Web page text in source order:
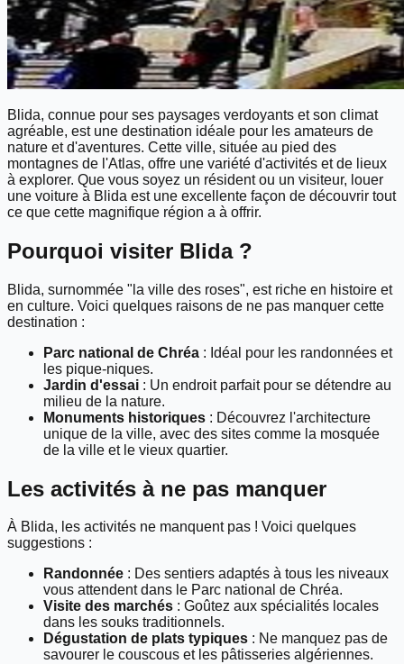
Blida, connue pour ses paysages verdoyants et son climat
agréable, est une destination idéale pour les amateurs de
nature et d'aventures. Cette ville, située au pied des
montagnes de l'Atlas, offre une variété d'activités et de lieux
à explorer. Que vous soyez un résident ou un visiteur, louer
une voiture à Blida est une excellente façon de découvrir tout
ce que cette magnifique région a à offrir.
Pourquoi visiter Blida ?
Blida, surnommée "la ville des roses", est riche en histoire et
en culture. Voici quelques raisons de ne pas manquer cette
destination :
Parc national de Chréa : Idéal pour les randonnées et
les pique-niques.
Jardin d'essai : Un endroit parfait pour se détendre au
milieu de la nature.
Monuments historiques : Découvrez l'architecture
unique de la ville, avec des sites comme la mosquée
de la ville et le vieux quartier.
Les activités à ne pas manquer
À Blida, les activités ne manquent pas ! Voici quelques
suggestions :
Randonnée : Des sentiers adaptés à tous les niveaux
vous attendent dans le Parc national de Chréa.
Visite des marchés : Goûtez aux spécialités locales
dans les souks traditionnels.
Dégustation de plats typiques : Ne manquez pas de
savourer le couscous et les pâtisseries algériennes.